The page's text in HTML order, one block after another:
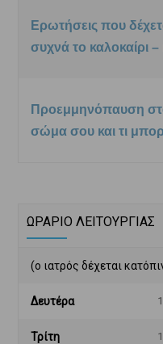
Ερωτήσεις που
συχνά το καλοκαίρι –
Προεμμηνόπαυση
σώμα σου και τι
ΩΡΑΡΙΟ ΛΕΙΤΟΥΡΓΙΑΣ
(ο ιατρός δέχεται
Δευτέρα
Τρίτη